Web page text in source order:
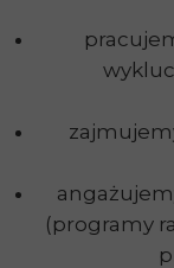
(programy